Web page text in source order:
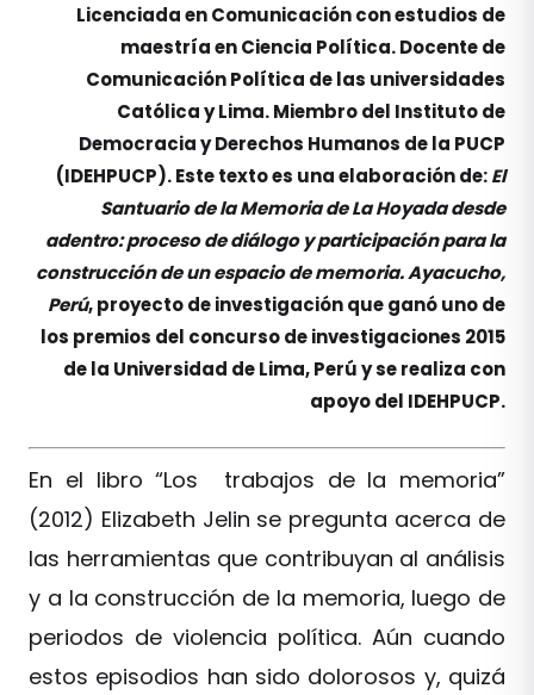
Licenciada en Comunicación con estudios de
maestría en Ciencia Política. Docente de
Comunicación Política de las universidades
Católica y Lima. Miembro del Instituto de
Democracia y Derechos Humanos de la PUCP
(IDEHPUCP). Este texto es una elaboración de:El
Santuario de la Memoria de La Hoyada desde
adentro: proceso de diálogo y participación para la
construcción de un espacio de memoria. Ayacucho,
Perú, proyecto de investigación que ganó uno de
los premios del concurso de investigaciones 2015
de la Universidad de Lima, Perú y se realiza con
apoyo del IDEHPUCP.
En el libro “Los trabajos de la memoria”
(2012) Elizabeth Jelin se pregunta acerca de
las herramientas que contribuyan al análisis
y a la construcción de la memoria, luego de
periodos de violencia política. Aún cuando
estos episodios han sido dolorosos y, quizá